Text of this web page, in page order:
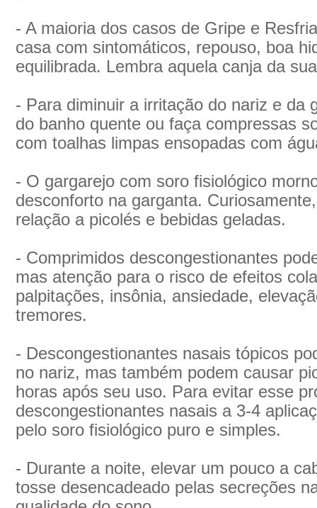
- A maioria dos casos de Gripe e
casa com sintomáticos, repouso, boa
equilibrada. Lembra aquela canja da
- Para diminuir a irritação do nariz e da
do banho quente ou faça compressas
com toalhas limpas ensopadas com
- O gargarejo com soro fisiológico
desconforto na garganta.
relação a picolés e bebidas geladas.
- Comprimidos descongestionantes
mas atenção para o risco de efeitos
palpitações, insônia, ansiedade,
tremores.
- Descongestionantes nasais tópicos
no nariz, mas também podem causar
horas após seu uso. Para evitar esse
descongestionantes nasais a 3-4
pelo soro fisiológico puro e simples.
- Durante a noite, elevar um pouco a
tosse desencadeado pelas secreções